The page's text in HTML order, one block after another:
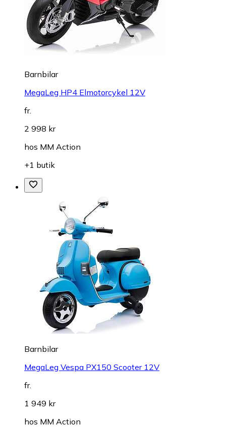
Barnbilar
MegaLeg HP4 Elmotorcykel 12V
fr.
2 998 kr
hos MM Action
+1 butik
Barnbilar
MegaLeg Vespa PX150 Scooter 12V
fr.
1 949 kr
hos MM Action